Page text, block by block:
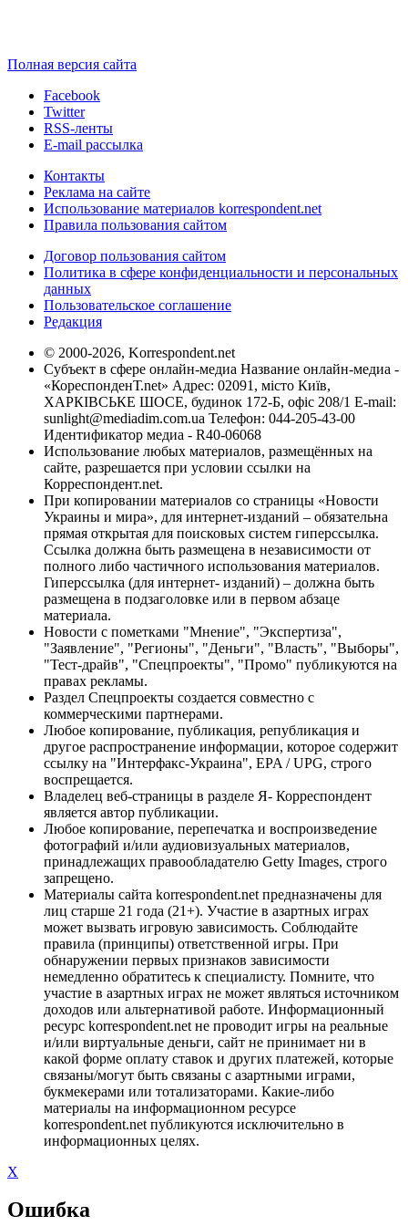
Полная версия сайта
Facebook
Twitter
RSS-ленты
E-mail рассылка
Контакты
Реклама на сайте
Использование материалов korrespondent.net
Правила пользования сайтом
Договор пользования сайтом
Политика в сфере конфиденциальности и персональных
данных
Пользовательское соглашение
Редакция
© 2000-2026, Korrespondent.net
Субъект в сфере онлайн-медиа Название онлайн-медиа -
«КореспонденТ.net» Адрес: 02091, місто Київ,
ХАРКІВСЬКЕ ШОСЕ, будинок 172-Б, офіс 208/1 E-mail:
sunlight@mediadim.com.ua Телефон: 044-205-43-00
Идентификатор медиа - R40-06068
Использование любых материалов, размещённых на
сайте, разрешается при условии ссылки на
Корреспондент.net.
При копировании материалов со страницы «Новости
Украины и мира», для интернет-изданий – обязательна
прямая открытая для поисковых систем гиперссылка.
Ссылка должна быть размещена в независимости от
полного либо частичного использования материалов.
Гиперссылка (для интернет- изданий) – должна быть
размещена в подзаголовке или в первом абзаце
материала.
Новости с пометками "Мнение", "Экспертиза",
"Заявление", "Регионы", "Деньги", "Власть", "Выборы",
"Тест-драйв", "Спецпроекты", "Промо" публикуются на
правах рекламы.
Раздел Спецпроекты создается совместно с
коммерческими партнерами.
Любое копирование, публикация, републикация и
другое распространение информации, которое содержит
ссылку на "Интерфакс-Украина", EPA / UPG, строго
воспрещается.
Владелец веб-страницы в разделе Я- Корреспондент
является автор публикации.
Любое копирование, перепечатка и воспроизведение
фотографий и/или аудиовизуальных материалов,
принадлежащих правообладателю Getty Images, строго
запрещено.
Материалы сайта korrespondent.net предназначены для
лиц старше 21 года (21+). Участие в азартных играх
может вызвать игровую зависимость. Соблюдайте
правила (принципы) ответственной игры. При
обнаружении первых признаков зависимости
немедленно обратитесь к специалисту. Помните, что
участие в азартных играх не может являться источником
доходов или альтернативой работе. Информационный
ресурс korrespondent.net не проводит игры на реальные
и/или виртуальные деньги, сайт не принимает ни в
какой форме оплату ставок и других платежей, которые
связаны/могут быть связаны с азартными играми,
букмекерами или тотализаторами. Какие-либо
материалы на информационном ресурсе
korrespondent.net публикуются исключительно в
информационных целях.
X
Ошибка